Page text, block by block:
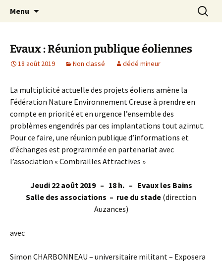
Le site du Collectif Stop Mines
23
Menu
Evaux : Réunion publique éoliennes
18 août 2019 Non classé dédé mineur
La multiplicité actuelle des projets éoliens amène la
Fédération Nature Environnement Creuse à prendre en
compte en priorité et en urgence l’ensemble des
problèmes engendrés par ces implantations tout azimut.
Pour ce faire, une réunion publique d’informations et
d’échanges est programmée en partenariat avec
l’association « Combrailles Attractives »
Jeudi 22 août 2019 – 18 h. – Evaux les Bains
Salle des associations – rue du stade (direction
Auzances)
avec
Simon CHARBONNEAU – universitaire militant – Exposera